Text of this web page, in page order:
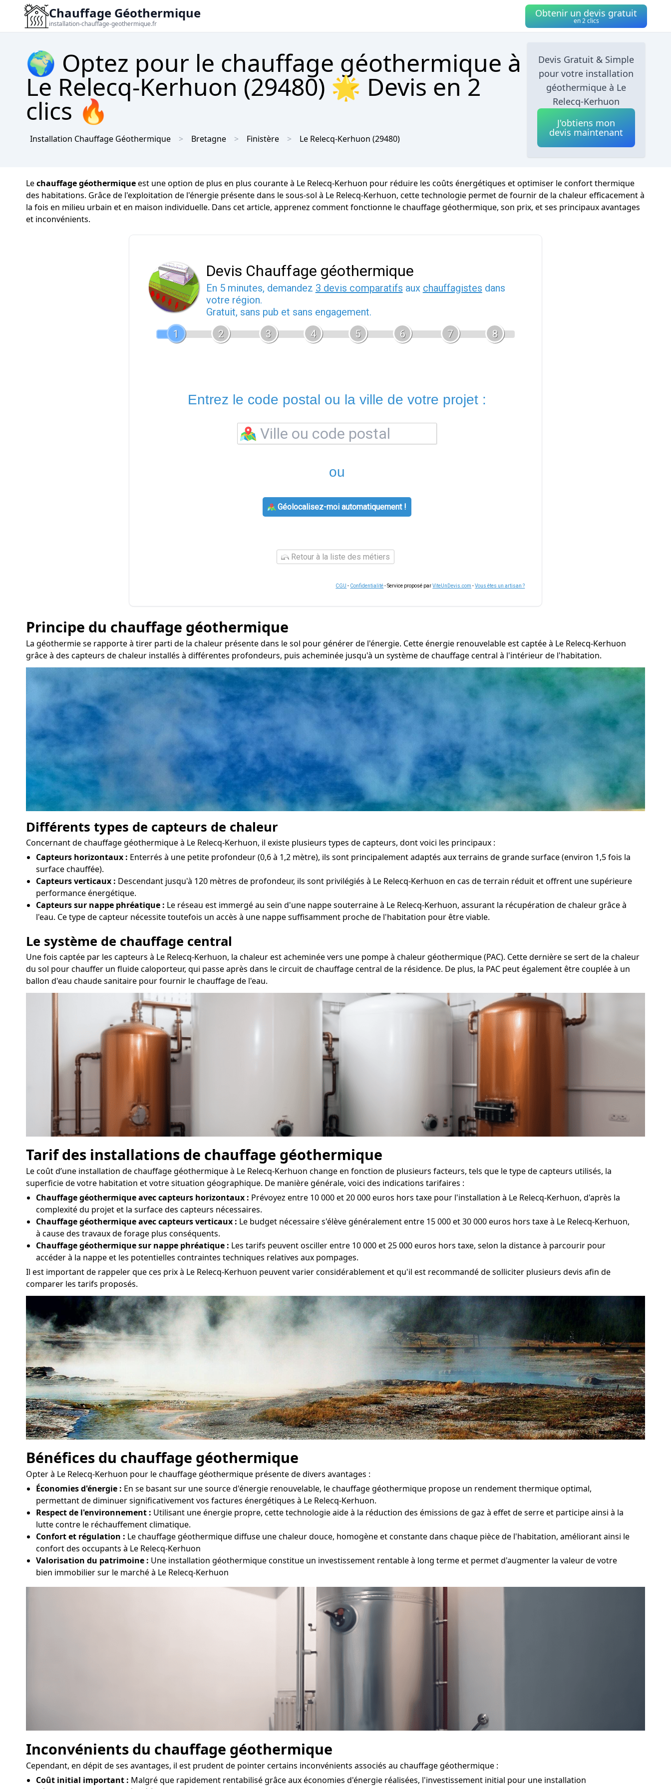
Chauffage Géothermique
installation-chauffage-geothermique.fr
Obtenir un devis gratuit
en 2 clics
🌍 Optez pour le chauffage géothermique à
Le Relecq-Kerhuon (29480) 🌟 Devis en 2
clics 🔥
Installation Chauffage Géothermique Bretagne Finistère Le Relecq-Kerhuon (29480)
Devis Gratuit & Simple
pour votre installation
géothermique à Le
Relecq-Kerhuon
J'obtiens mon
devis maintenant
Lechauffage géothermiqueest une option de plus en plus courante à Le Relecq-Kerhuon pour réduire les coûts énergétiques et optimiser le confort thermique
des habitations. Grâce de l'exploitation de l'énergie présente dans le sous-sol à Le Relecq-Kerhuon, cette technologie permet de fournir de la chaleur efficacement à
la fois en milieu urbain et en maison individuelle. Dans cet article, apprenez comment fonctionne le chauffage géothermique, son prix, et ses principaux avantages
et inconvénients.
Devis Chauffage géothermique
En 5 minutes, demandez 3 devis comparatifs aux chauffagistes dans
votre région.
Gratuit, sans pub et sans engagement.
1
2 3 4 5 6 7 8
Entrez le code postal ou la ville de votre projet :
ou
Géolocalisez-moi automatiquement !
Retour à la liste des métiers
CGU - Confidentialité- Service proposé parViteUnDevis.com -Vous êtes un artisan ?
Principe du chauffage géothermique
La géothermie se rapporte à tirer parti de la chaleur présente dans le sol pour générer de l'énergie. Cette énergie renouvelable est captée à Le Relecq-Kerhuon
grâce à des capteurs de chaleur installés à différentes profondeurs, puis acheminée jusqu'à un système de chauffage central à l'intérieur de l'habitation.
Différents types de capteurs de chaleur
Concernant de chauffage géothermique à Le Relecq-Kerhuon, il existe plusieurs types de capteurs, dont voici les principaux :
Capteurs horizontaux : Enterrés à une petite profondeur (0,6 à 1,2 mètre), ils sont principalement adaptés aux terrains de grande surface (environ 1,5 fois la
surface chauffée).
Capteurs verticaux : Descendant jusqu'à 120 mètres de profondeur, ils sont privilégiés à Le Relecq-Kerhuon en cas de terrain réduit et offrent une supérieure
performance énergétique.
Capteurs sur nappe phréatique : Le réseau est immergé au sein d'une nappe souterraine à Le Relecq-Kerhuon, assurant la récupération de chaleur grâce à
l'eau. Ce type de capteur nécessite toutefois un accès à une nappe suffisamment proche de l'habitation pour être viable.
Le système de chauffage central
Une fois captée par les capteurs à Le Relecq-Kerhuon, la chaleur est acheminée vers une pompe à chaleur géothermique (PAC). Cette dernière se sert de la chaleur
du sol pour chauffer un fluide caloporteur, qui passe après dans le circuit de chauffage central de la résidence. De plus, la PAC peut également être couplée à un
ballon d'eau chaude sanitaire pour fournir le chauffage de l'eau.
Tarif des installations de chauffage géothermique
Le coût d’une installation de chauffage géothermique à Le Relecq-Kerhuon change en fonction de plusieurs facteurs, tels que le type de capteurs utilisés, la
superficie de votre habitation et votre situation géographique. De manière générale, voici des indications tarifaires :
Chauffage géothermique avec capteurs horizontaux : Prévoyez entre 10 000 et 20 000 euros hors taxe pour l'installation à Le Relecq-Kerhuon, d'après la
complexité du projet et la surface des capteurs nécessaires.
Chauffage géothermique avec capteurs verticaux : Le budget nécessaire s'élève généralement entre 15 000 et 30 000 euros hors taxe à Le Relecq-Kerhuon,
à cause des travaux de forage plus conséquents.
Chauffage géothermique sur nappe phréatique : Les tarifs peuvent osciller entre 10 000 et 25 000 euros hors taxe, selon la distance à parcourir pour
accéder à la nappe et les potentielles contraintes techniques relatives aux pompages.
Il est important de rappeler que ces prix à Le Relecq-Kerhuon peuvent varier considérablement et qu'il est recommandé de solliciter plusieurs devis afin de
comparer les tarifs proposés.
Bénéfices du chauffage géothermique
Opter à Le Relecq-Kerhuon pour le chauffage géothermique présente de divers avantages :
Économies d'énergie : En se basant sur une source d'énergie renouvelable, le chauffage géothermique propose un rendement thermique optimal,
permettant de diminuer significativement vos factures énergétiques à Le Relecq-Kerhuon.
Respect de l'environnement : Utilisant une énergie propre, cette technologie aide à la réduction des émissions de gaz à effet de serre et participe ainsi à la
lutte contre le réchauffement climatique.
Confort et régulation : Le chauffage géothermique diffuse une chaleur douce, homogène et constante dans chaque pièce de l'habitation, améliorant ainsi le
confort des occupants à Le Relecq-Kerhuon
Valorisation du patrimoine : Une installation géothermique constitue un investissement rentable à long terme et permet d'augmenter la valeur de votre
bien immobilier sur le marché à Le Relecq-Kerhuon
Inconvénients du chauffage géothermique
Cependant, en dépit de ses avantages, il est prudent de pointer certains inconvénients associés au chauffage géothermique :
Coût initial important : Malgré que rapidement rentabilisé grâce aux économies d'énergie réalisées, l'investissement initial pour une installation